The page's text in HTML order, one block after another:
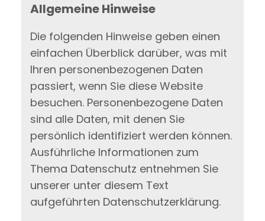
Allgemeine Hinweise
Die folgenden Hinweise geben einen
einfachen Überblick darüber, was mit
Ihren personenbezogenen Daten
passiert, wenn Sie diese Website
besuchen. Personenbezogene Daten
sind alle Daten, mit denen Sie
persönlich identifiziert werden können.
Ausführliche Informationen zum
Thema Datenschutz entnehmen Sie
unserer unter diesem Text
aufgeführten Datenschutzerklärung.